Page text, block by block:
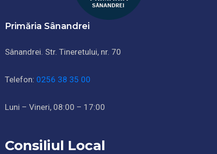
Primăria Sânandrei
Sânandrei. Str. Tineretului, nr. 70
Telefon: 0256 38 35 00
Luni – Vineri, 08:00 – 17:00
Consiliul Local